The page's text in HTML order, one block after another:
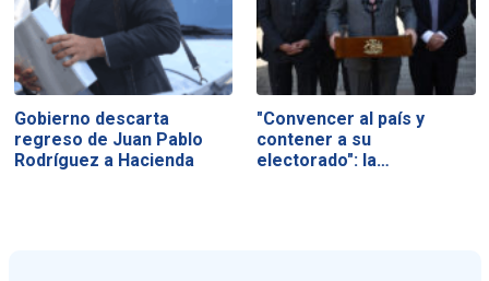
Gobierno descarta
regreso de Juan Pablo
Rodríguez a Hacienda
"Convencer al país y
contener a su
electorado": la…